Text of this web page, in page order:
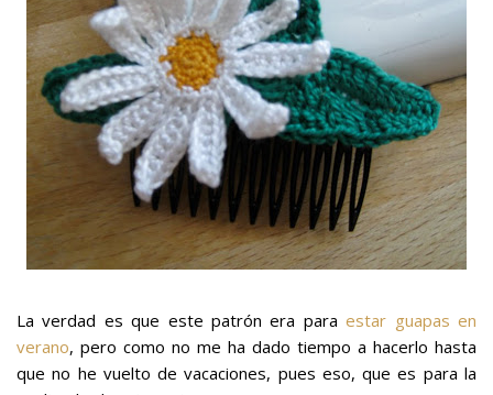
La verdad es que este patrón era paraestar guapas en
verano, pero como no me ha dado tiempo a hacerlo hasta
que no he vuelto de vacaciones, pues eso, que es para la